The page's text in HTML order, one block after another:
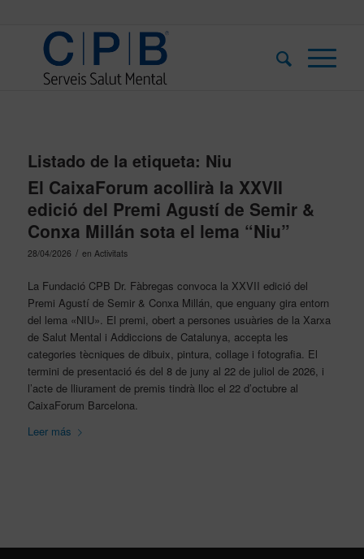
Listado de la etiqueta: Niu
El CaixaForum acollirà la XXVII
edició del Premi Agustí de Semir &
Conxa Millán sota el lema “Niu”
28/04/2026 / en Activitats
La Fundació CPB Dr. Fàbregas convoca la XXVII edició del
Premi Agustí de Semir & Conxa Millán, que enguany gira entorn
del lema «NIU». El premi, obert a persones usuàries de la Xarxa
de Salut Mental i Addiccions de Catalunya, accepta les
categories tècniques de dibuix, pintura, collage i fotografia. El
termini de presentació és del 8 de juny al 22 de juliol de 2026, i
l’acte de lliurament de premis tindrà lloc el 22 d’octubre al
CaixaForum Barcelona.
Leer más